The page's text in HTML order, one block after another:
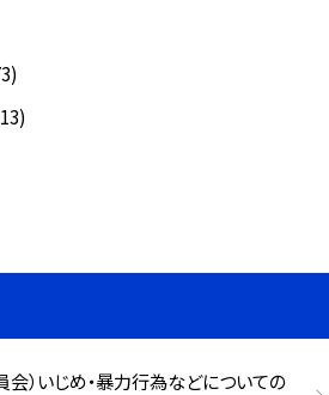
）いじめ・暴力行為などについての